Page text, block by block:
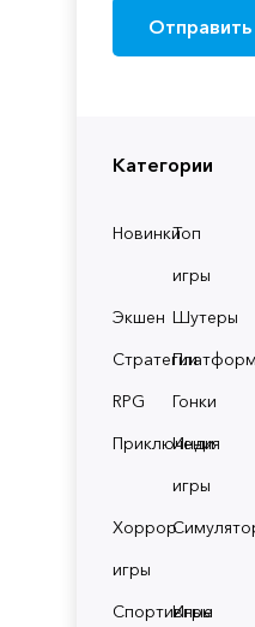
Категории
НовинкиТоп
игры
Экшен Шутеры
Стратегии
RPG
Гонки
Приключения
Инди
игры
Хоррор
игры
Спортивные
Игры
Отправить